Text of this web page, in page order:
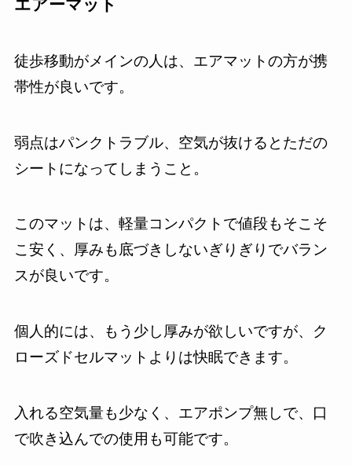
エアーマット
徒歩移動がメインの人は、エアマットの方が携
帯性が良いです。
弱点はパンクトラブル、空気が抜けるとただの
シートになってしまうこと。
このマットは、軽量コンパクトで値段もそこそ
こ安く、厚みも底づきしないぎりぎりでバラン
スが良いです。
個人的には、もう少し厚みが欲しいですが、ク
ローズドセルマットよりは快眠できます。
入れる空気量も少なく、エアポンプ無しで、口
で吹き込んでの使用も可能です。